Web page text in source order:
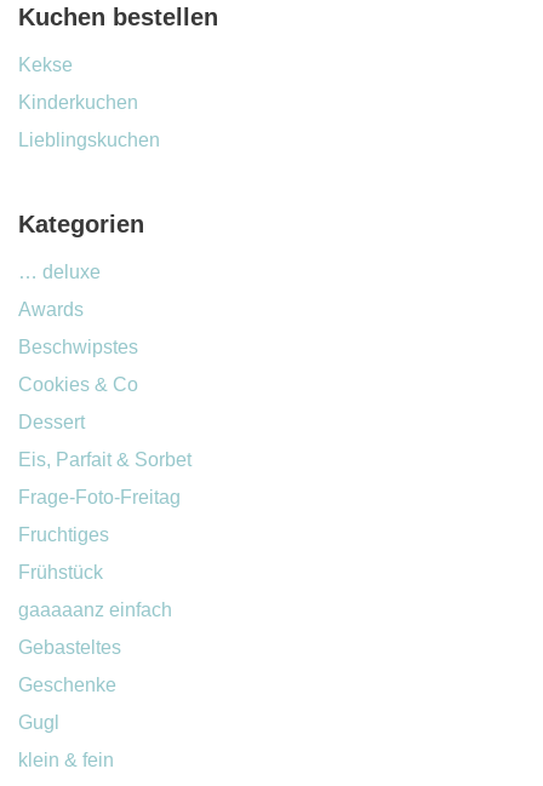
Kuchen bestellen
Kekse
Kinderkuchen
Lieblingskuchen
Kategorien
… deluxe
Awards
Beschwipstes
Cookies & Co
Dessert
Eis, Parfait & Sorbet
Frage-Foto-Freitag
Fruchtiges
Frühstück
gaaaaanz einfach
Gebasteltes
Geschenke
Gugl
klein & fein